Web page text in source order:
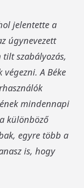
jelentette a
úgynevezett
szabályozás,
A Béke
mindennapi
különböző
egyre több a
is, hogy